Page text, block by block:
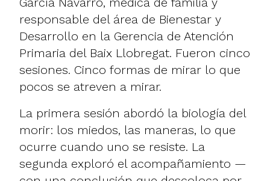
responsable del área de Bienestar y
Desarrollo en la Gerencia de Atención
Primaria del Baix Llobregat. Fueron cinco
sesiones. Cinco formas de mirar lo que
pocos se atreven a mirar.
La primera sesión abordó la biología del
morir: los miedos, las maneras, lo que
ocurre cuando uno se resiste. La
segunda exploró el acompañamiento —